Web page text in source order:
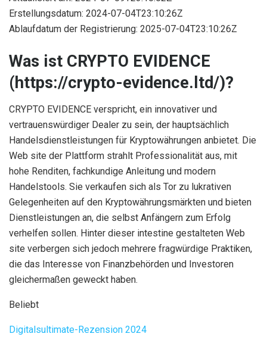
Erstellungsdatum: 2024-07-04T23:10:26Z
Ablaufdatum der Registrierung: 2025-07-04T23:10:26Z
Was ist CRYPTO EVIDENCE
(https://crypto-evidence.ltd/)?
CRYPTO EVIDENCE verspricht, ein innovativer und
vertrauenswürdiger Dealer zu sein, der hauptsächlich
Handelsdienstleistungen für Kryptowährungen anbietet. Die
Web site der Plattform strahlt Professionalität aus, mit
hohe Renditen, fachkundige Anleitung und modern
Handelstools. Sie verkaufen sich als Tor zu lukrativen
Gelegenheiten auf den Kryptowährungsmärkten und bieten
Dienstleistungen an, die selbst Anfängern zum Erfolg
verhelfen sollen. Hinter dieser intestine gestalteten Web
site verbergen sich jedoch mehrere fragwürdige Praktiken,
die das Interesse von Finanzbehörden und Investoren
gleichermaßen geweckt haben.
Beliebt
Digitalsultimate-Rezension 2024